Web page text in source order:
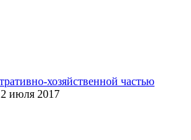
хозяйственной частью
июля 2017